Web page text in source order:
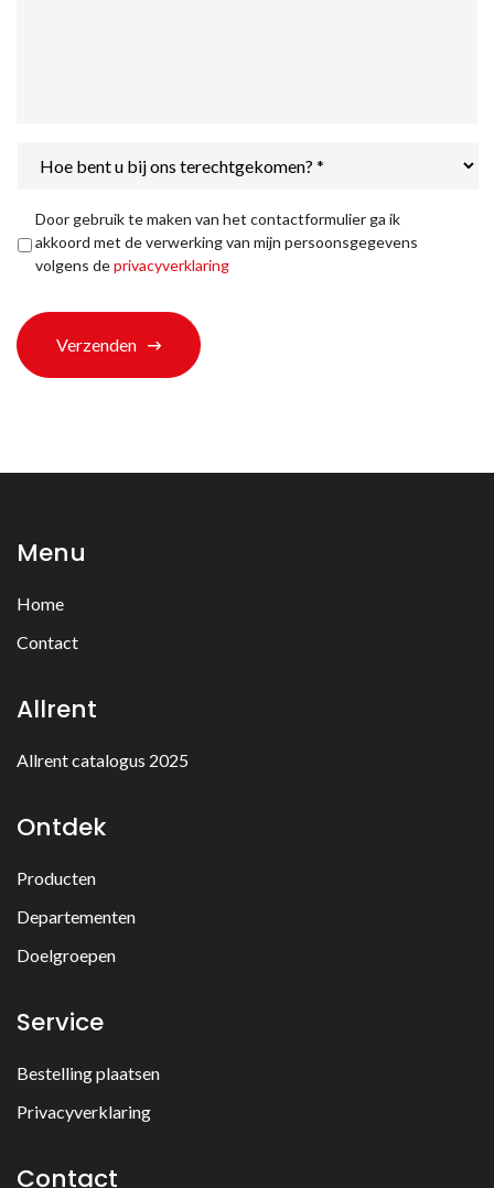
bent
ons
terechtgekomen?
Privacyverklaring *
Door gebruik te maken van het contactformulier ga ik
akkoord met de verwerking van mijn persoonsgegevens
volgens deprivacyverklaring
Verzenden
Menu
Home
Contact
Allrent
Allrent catalogus 2025
Ontdek
Producten
Departementen
Doelgroepen
Service
Bestelling plaatsen
Privacyverklaring
Contact